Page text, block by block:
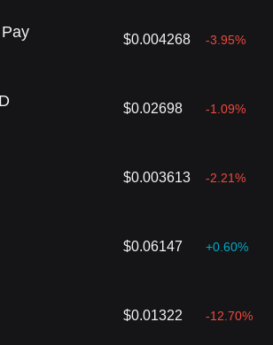
$0.004268 -3.95%
$0.02698 -1.09%
$0.003613 -2.21%
$0.06147 +0.60%
$0.01322 -12.70%